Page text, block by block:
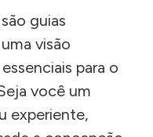
guias
visão
para o
você um
experiente,